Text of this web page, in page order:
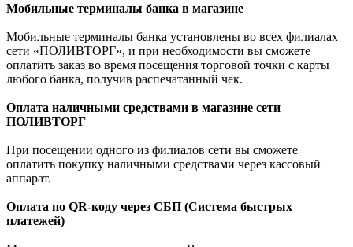
Мобильные терминалы банка в магазине
Мобильные терминалы банка установлены во всех филиалах
сети «ПОЛИВТОРГ», и при необходимости вы сможете
оплатить заказ во время посещения торговой точки с карты
любого банка, получив распечатанный чек.
Оплата наличными средствами в магазине сети
ПОЛИВТОРГ
При посещении одного из филиалов сети вы сможете
оплатить покупку наличными средствами через кассовый
аппарат.
Оплата по QR-коду через СБП (Система быстрых
платежей)